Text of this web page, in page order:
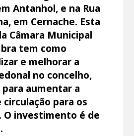
Antanhol, e na Rua
em Cernache. Esta
Câmara Municipal
tem como
e melhorar a
no concelho,
aumentar a
circulação para os
O investimento é de